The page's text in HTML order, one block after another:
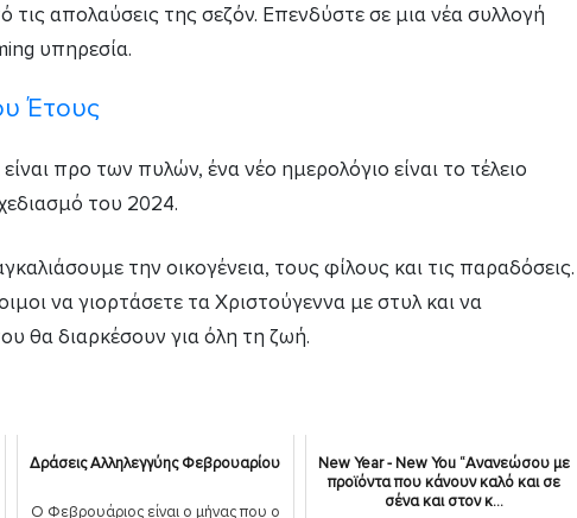
τις απολαύσεις της σεζόν. Επενδύστε σε μια νέα συλλογή
υπηρεσία.
Έτους
προ των πυλών, ένα νέο ημερολόγιο είναι το τέλειο
του 2024.
την οικογένεια, τους φίλους και τις παραδόσεις.
να γιορτάσετε τα Χριστούγεννα με στυλ και να
θα διαρκέσουν για όλη τη ζωή.
Δράσεις Αλληλεγγύης Φεβρουαρίου
Ο Φεβρουάριος είναι ο μήνας που ο
New Year - New You “Ανανεώσου με
προϊόντα που κάνουν καλό και σε
σένα και στον κ...